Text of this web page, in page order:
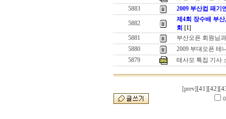
5883
2009 부산컵 패기
5882
제4회 장수배 부
회 [1]
5881
부산오픈 회원님과
5880
2009 부대오픈 테
5879
테사모 특집 기사
[prev] [41][42]